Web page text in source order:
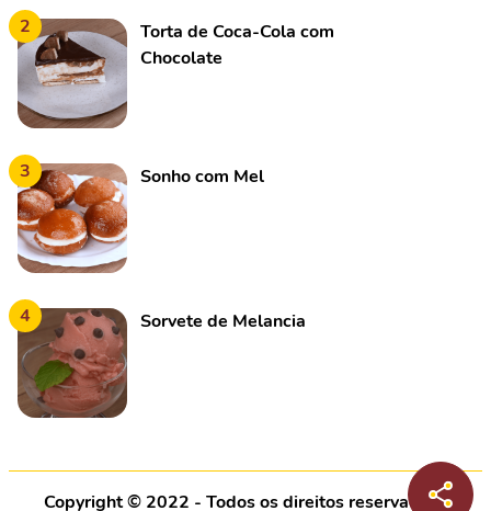
2
Torta de Coca-Cola com
Chocolate
3 Sonho com Mel
4 Sorvete de Melancia
Copyright © 2022 - Todos os direitos reservados |